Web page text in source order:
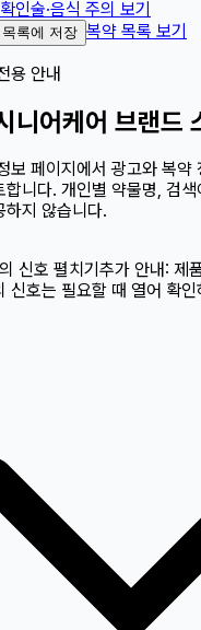
인술·음식 주의 보기
록에 저장 복약 목록 보기
용 안내
니어케어 브랜드
보 페이지에서 광고와 복약
합니다. 개인별 약물명, 검
하지 않습니다.
신호 펼치기 추가 안내: 제
신호는 필요할 때 열어 확인